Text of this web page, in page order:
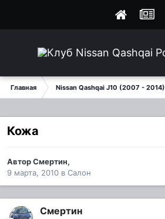
Главная Nissan Qashqai J10 (2007 - 2014)
Кожа
АвторСмертин,
9 марта, 2010 в Салон
Смертин